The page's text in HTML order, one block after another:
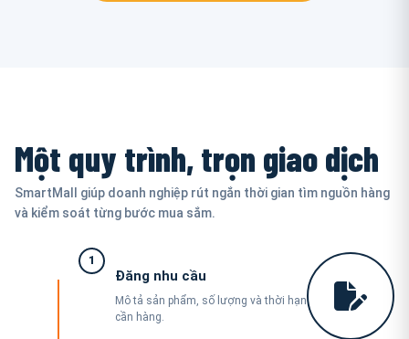
Một quy trình, trọn giao dịch
SmartMall giúp doanh nghiệp rút ngắn thời gian tìm nguồn hàng
và kiểm soát từng bước mua sắm.
1
Đăng nhu cầu
Mô tả sản phẩm, số lượng và thời hạn
cần hàng.